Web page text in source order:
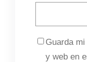
Guarda
y web en